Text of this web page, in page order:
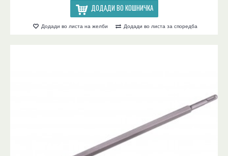
ДОДАДИ ВО КОШНИЧКА
Додади во листа на желби Додади во листа за споредба